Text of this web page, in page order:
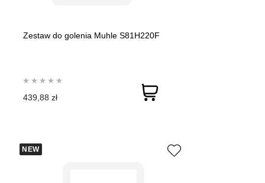
Zestaw do golenia Muhle S81H220F
439,88 zł
NEW